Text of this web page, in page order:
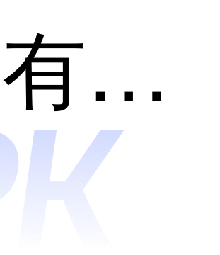
哪
共有分类：语音转文字